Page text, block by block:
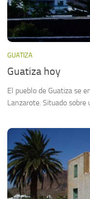
GUATIZA
Guatiza hoy
El pueblo de Guatiza se
Lanzarote. Situado sobre